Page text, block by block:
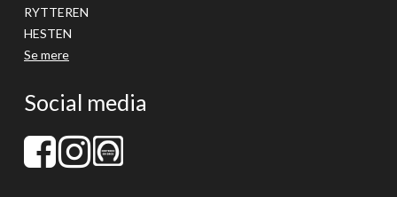
RYTTEREN
HESTEN
Se mere
Social media